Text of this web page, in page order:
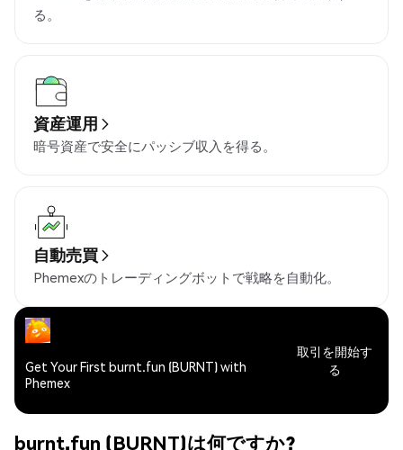
る。
資産運用
暗号資産で安全にパッシブ収入を得る。
自動売買
Phemexのトレーディングボットで戦略を自動化。
Get Your First burnt.fun (BURNT) with
Phemex
取引を開始す
る
burnt.fun (BURNT)は何ですか?